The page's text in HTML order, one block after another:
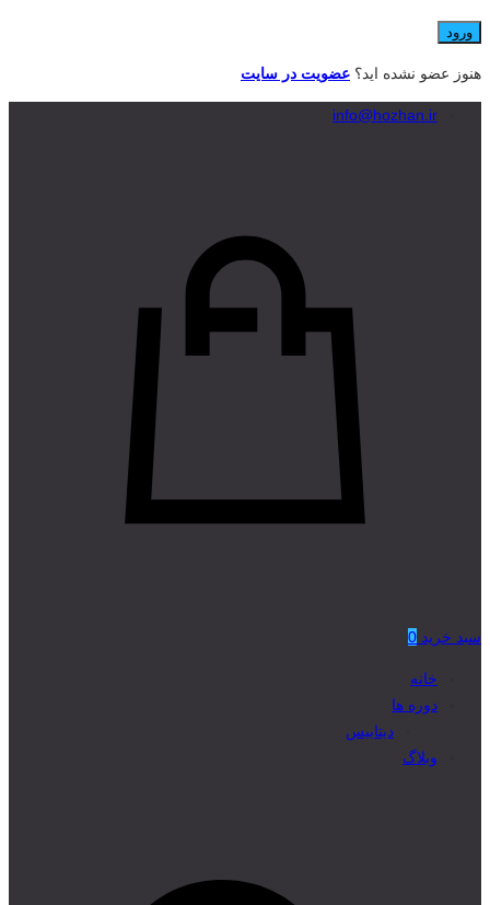
هنوز عضو نشده اید؟ عضویت در سایت
info@hozhan.ir
سبد خرید 0
خانه
دوره ها
دیتابیس
وبلاگ